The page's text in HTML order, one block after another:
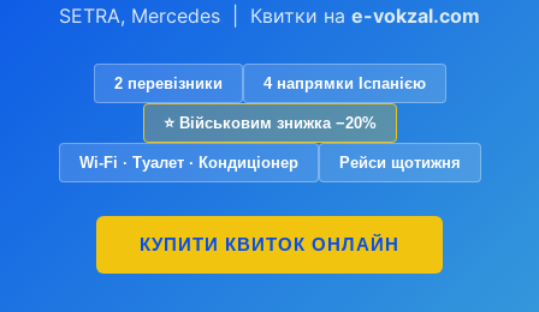
SETRA, Mercedes | Квитки на e-vokzal.com
2 перевізники 4 напрямки Іспанією
⭐ Військовим знижка −20%
Wi-Fi · Туалет · Кондиціонер Рейси щотижня
КУПИТИ КВИТОК ОНЛАЙН